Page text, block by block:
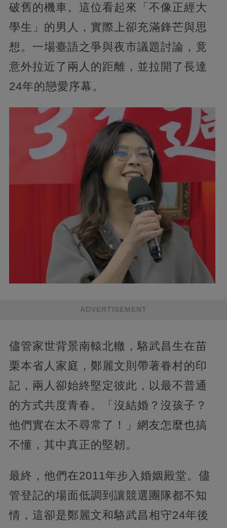
破舊的機車。這位看起來「不像正經大
學生」的男人，實際上卻充滿鋒芒與思
想。一場臺語之爭與夜市議題討論，竟
意外拉近了兩人的距離，並拉開了長達
24年的戀愛序幕。
ADVERTISEMENT
儘管家世背景南轅北轍，駱武昌生在苗
栗本省人家庭，鄭麗文則帶著眷村的印
記，兩人卻始終堅定彼此，以最不普通
的方式共度青春。「沒結婚？沒孩子？
他們實在太不尋常了！」網友怎麼也搞
不懂，其中真正的堅韌。
最終，他們在2011年步入婚姻殿堂。儘
管登記的場面低調到讓競選團隊都不知
情，這卻是鄭麗文和駱武昌相守24年後